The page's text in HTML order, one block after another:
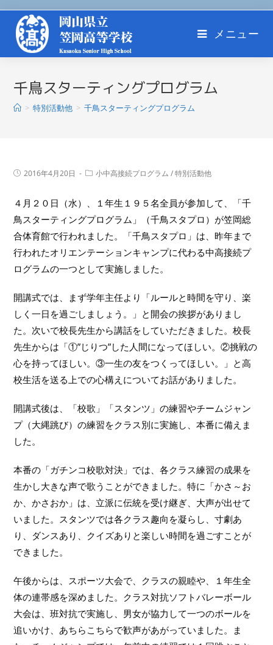
メニュー
千鳥スターティングプログラム
> 特別活動他 > 千鳥スターティングプログラム
2016年4月20日 小中高接続プログラム / 特別活動他
４月２０日（水）、１年生１９５名全員が参加して、「千
鳥スターティングプログラム」（千鳥スタプロ）が笠岡総
合体育館で行われました。「千鳥スタプロ」は、昨年まで
行われたオリエンテーションキャンプに代わる中高接続プ
ログラムの一つとして実施しました。
開講式では、まず学年主任より「ルールと時間を守り、楽
しく一日を過ごしましょう。」と開会の挨拶がありまし
た。次いで校長先生から講話をしていただきました。校長
先生からは「①”じりつ”した人間になってほしい。②挑戦の
心を持ってほしい。③一生の友をつくってほしい。」と高
校生活を送る上での心構えについてお話がありました。
開講式後は、「校歌」「スタンツ」の練習やチームジャン
プ（大縄跳び）の練習をクラス別に実施し、本番に備えま
した。
本番の「ガチンコ校歌対決」では、各クラス練習の成果を
生かし大きな声で歌うことができました。特に「かさ～お
か、かさおか」は、立派に伝統を受け継ぎ、大声が出せて
いました。スタンツでは各クラス趣向を凝らし、寸劇あ
り、ダンスあり、クイズありと楽しい時間を過ごすことが
できました。
午後からは、スポーツ大会で、クラスの親睦や、１年生全
体の連帯感を深めました。クラス対抗ソフトバレーボール
大会は、班対抗で実施し、男女が協力して一つのボールを
追いかけ、あちらこちらで歓声があがっていました。ま